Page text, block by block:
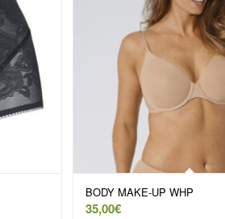
BODY MAKE-UP WHP
35,00€